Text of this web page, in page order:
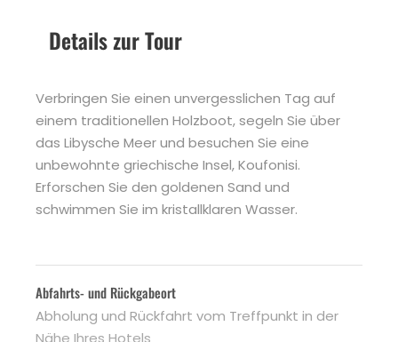
Details zur Tour
Verbringen Sie einen unvergesslichen Tag auf
einem traditionellen Holzboot, segeln Sie über
das Libysche Meer und besuchen Sie eine
unbewohnte griechische Insel, Koufonisi.
Erforschen Sie den goldenen Sand und
schwimmen Sie im kristallklaren Wasser.
Abfahrts- und Rückgabeort
Abholung und Rückfahrt vom Treffpunkt in der